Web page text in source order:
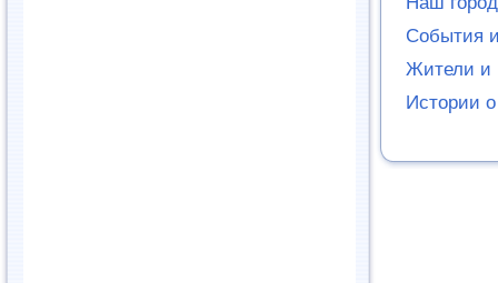
События
Жители и
Истории о